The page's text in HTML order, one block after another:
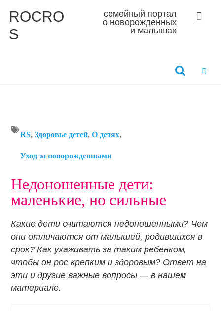
ROCRO
S
семейный портал
о новорожденных
и малышах
RS,Здоровье детей,О детях,
Уход за новорожденными
Недоношенные дети:
маленькие, но сильные
Какие дети считаются недоношенными? Чем
они отличаются от малышей, родившихся в
срок? Как ухаживать за таким ребенком,
чтобы он рос крепким и здоровым? Ответ на
эти и другие важные вопросы — в нашем
материале.